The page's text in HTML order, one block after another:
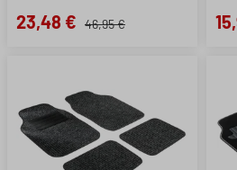
23,48 € 46,95 €